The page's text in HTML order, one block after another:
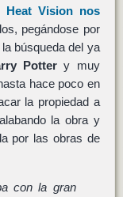
Heat Vision nos
pegándose por
búsqueda del ya
Potter y muy
hace poco en
la propiedad a
la obra y
por las obras de
con la gran